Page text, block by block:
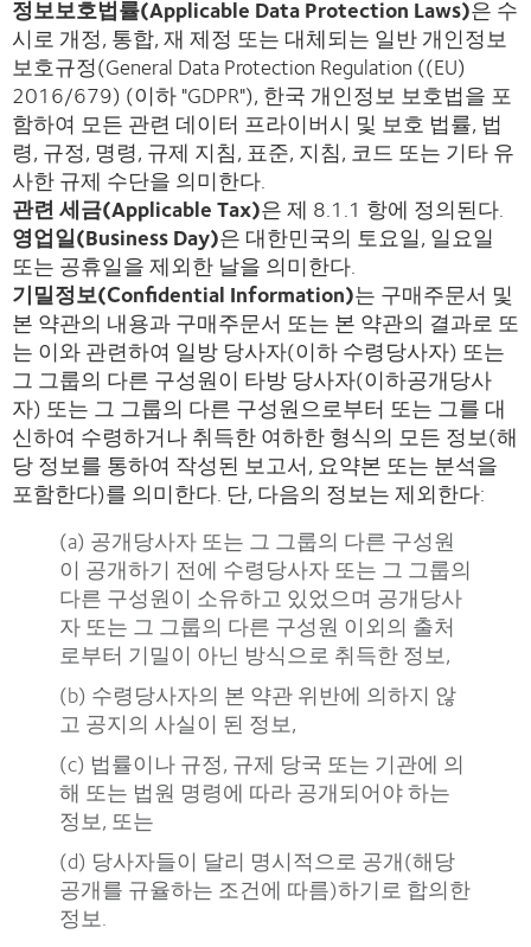
정보보호법률(Applicable Data Protection Laws)은 수
시로 개정, 통합, 재 제정 또는 대체되는 일반 개인정보
보호규정(General Data Protection Regulation ((EU)
2016/679) (이하 "GDPR"), 한국 개인정보 보호법을 포
함하여 모든 관련 데이터 프라이버시 및 보호 법률, 법
령, 규정, 명령, 규제 지침, 표준, 지침, 코드 또는 기타 유
사한 규제 수단을 의미한다.
관련 세금(Applicable Tax)은 제 8.1.1 항에 정의된다.
영업일(Business Day)은 대한민국의 토요일, 일요일
또는 공휴일을 제외한 날을 의미한다.
기밀정보(Confidential Information)는 구매주문서 및
본 약관의 내용과 구매주문서 또는 본 약관의 결과로 또
는 이와 관련하여 일방 당사자(이하 수령당사자) 또는
그 그룹의 다른 구성원이 타방 당사자(이하공개당사
자) 또는 그 그룹의 다른 구성원으로부터 또는 그를 대
신하여 수령하거나 취득한 여하한 형식의 모든 정보(해
당 정보를 통하여 작성된 보고서, 요약본 또는 분석을
포함한다)를 의미한다. 단, 다음의 정보는 제외한다:
(a) 공개당사자 또는 그 그룹의 다른 구성원
이 공개하기 전에 수령당사자 또는 그 그룹의
다른 구성원이 소유하고 있었으며 공개당사
자 또는 그 그룹의 다른 구성원 이외의 출처
로부터 기밀이 아닌 방식으로 취득한 정보,
(b) 수령당사자의 본 약관 위반에 의하지 않
고 공지의 사실이 된 정보,
(c) 법률이나 규정, 규제 당국 또는 기관에 의
해 또는 법원 명령에 따라 공개되어야 하는
정보, 또는
(d) 당사자들이 달리 명시적으로 공개(해당
공개를 규율하는 조건에 따름)하기로 합의한
정보.